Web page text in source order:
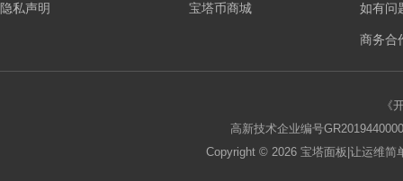
隐私声明 宝塔币商城 如有问
商务合
《
高新技术企业编号
Copyright © 2026 宝塔面板 |让运维